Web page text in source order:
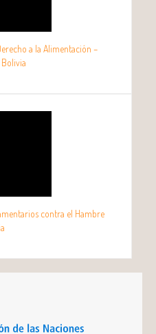
a la Alimentación –
contra el Hambre